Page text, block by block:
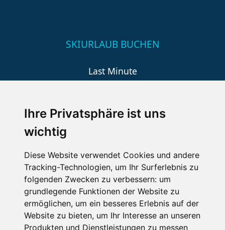
Ihre Privatsphäre ist uns
wichtig
Diese Website verwendet Cookies und andere
Tracking-Technologien, um Ihr Surferlebnis zu
folgenden Zwecken zu verbessern: um
grundlegende Funktionen der Website zu
ermöglichen, um ein besseres Erlebnis auf der
Website zu bieten, um Ihr Interesse an unseren
Produkten und Dienstleistungen zu messen
SKIURLAUB BUCHEN
Last Minute
Wellness
SCHNEEHÖHEN SKI APP
Die Schneehoehen Ski APP für iOS und Android - Ein
Muss für alle Wintersportler und Schneefreaks!